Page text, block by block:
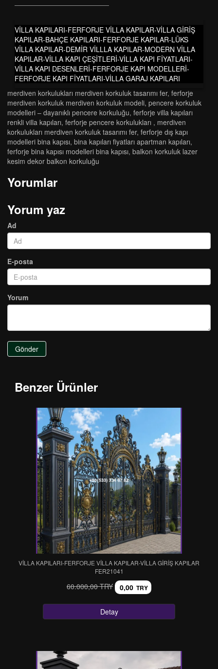
VİLLA KAPILARI-FERFORJE VİLLA KAPILAR-VİLLA GİRİŞ
KAPILAR-BAHÇE KAPILARI-FERFORJE KAPILAR-LÜKS
VİLLA KAPILAR-DEMİR VİLLLA KAPILAR-MODERN VİLLA
KAPILAR-VİLLA KAPI ÇEŞİTLERİ-VİLLA KAPI FİYATLARI-
VİLLA KAPI DESENLERİ-FERFORJE KAPI MODELLERİ-
FERFORJE KAPI FİYATLARI-VİLLA GARAJ KAPILARI
merdi̇ven korkuluklari merdi̇ven korkuluk tasarimi fer, ferforje
merdi̇ven korkuluk merdi̇ven korkuluk modeli̇, pencere korkuluk
modelleri̇ – dayanikli pencere korkuluğu, ferforje villa kapıları
renkli villa kapıları, ferforje pencere korkulukları , merdi̇ven
korkuluklari merdi̇ven korkuluk tasarimi fer, ferforje diş kapi
modelleri̇ bi̇na kapisi, bi̇na kapilari fi̇yatlari apartman kapilari,
ferforje bi̇na kapisi modelleri̇ bi̇na kapisi, balkon korkuluk lazer
kesim dekor balkon korkuluğu
Yorumlar
Yorum yaz
Ad
E-posta
Yorum
Gönder
Benzer Ürünler
VİLLA KAPILARI-FERFORJE VİLLA KAPILAR-VİLLA GİRİŞ KAPILAR
FER21041
60.000,00 TRY 0,00 TRY
Detay